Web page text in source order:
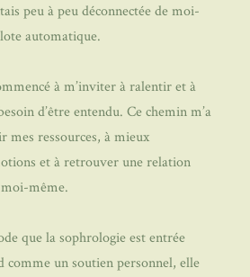
peu à peu déconnectée de moi-
automatique.
à m’inviter à ralentir et à
d’être entendu. Ce chemin m’a
mes ressources, à mieux
et à retrouver une relation
même.
que la sophrologie est entrée
comme un soutien personnel, elle